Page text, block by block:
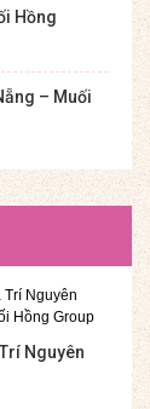
Hồng
– Muối
Nguyên
Hồng